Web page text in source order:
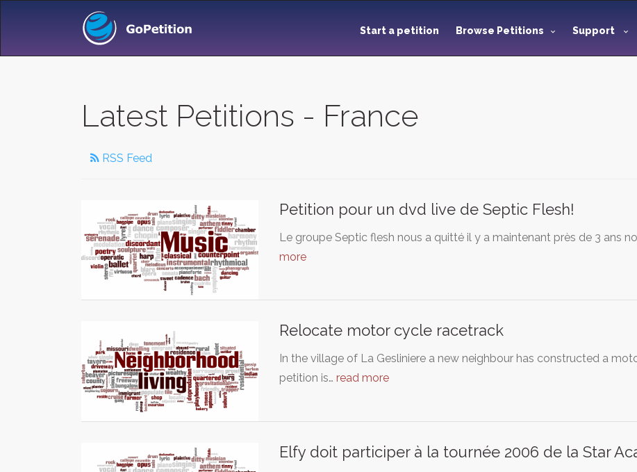
Start a petition Browse Petitions Support
Latest Petitions - France
RSS Feed
Petition pour un dvd live de Septic Flesh!
Le groupe Septic flesh nous a quitté il y a maintenant près de 3 ans
more
Relocate motor cycle racetrack
In the village of La Gesliniere a new neighbour has constructed a
petition is… read more
Elfy doit participer à la tournée 2006 de la Star